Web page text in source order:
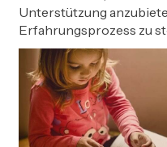
Unterstützung
Erfahrungsprozess zu